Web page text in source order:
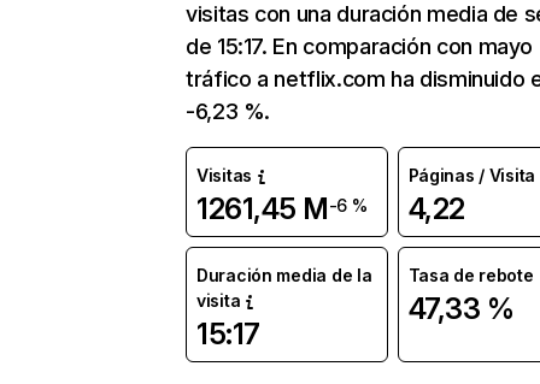
visitas con una duración media de
de 15:17. En comparación con mayo
tráfico a netflix.com ha disminuido
-6,23 %.
Visitas
1261,45 M-6 %
Páginas / Visita
4,22
Duración media de la
visita
15:17
Tasa de rebote
47,33 %